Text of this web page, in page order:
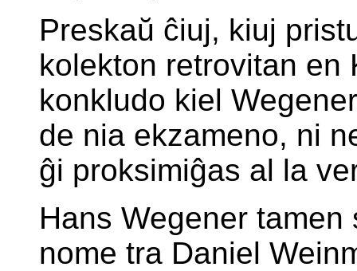
Preskaŭ ĉiuj, kiuj
kolekton retrovitan en
konkludo kiel
de nia ekzameno, ni
ĝi proksimiĝas al la
Hans Wegener
nome tra Daniel